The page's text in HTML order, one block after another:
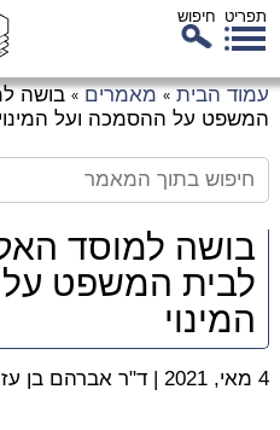
תפריט חיפוש
עמוד הבית » מאמרים » בושה
המשפט על ההסמכה ועל המינוי
בושה למוסד
לבית המשפט
המינוי
4 מאי, 2021 | ד"ר אברהם בן